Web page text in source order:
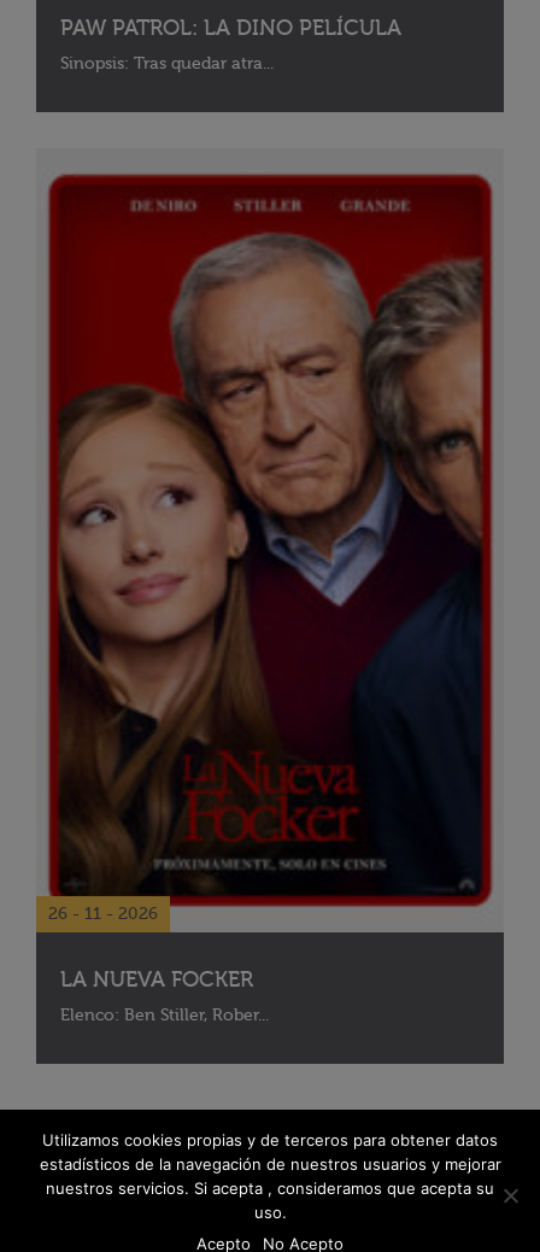
PAW PATROL: LA DINO PELÍCULA
Sinopsis: Tras quedar atra...
26 - 11 - 2026
LA NUEVA FOCKER
Elenco: Ben Stiller, Rober...
Utilizamos cookies propias y de terceros para obtener datos
estadísticos de la navegación de nuestros usuarios y mejorar
nuestros servicios. Si acepta , consideramos que acepta su
uso.
Acepto
No Acepto